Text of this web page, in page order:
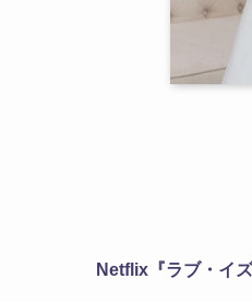
Netflix『ラブ・イ